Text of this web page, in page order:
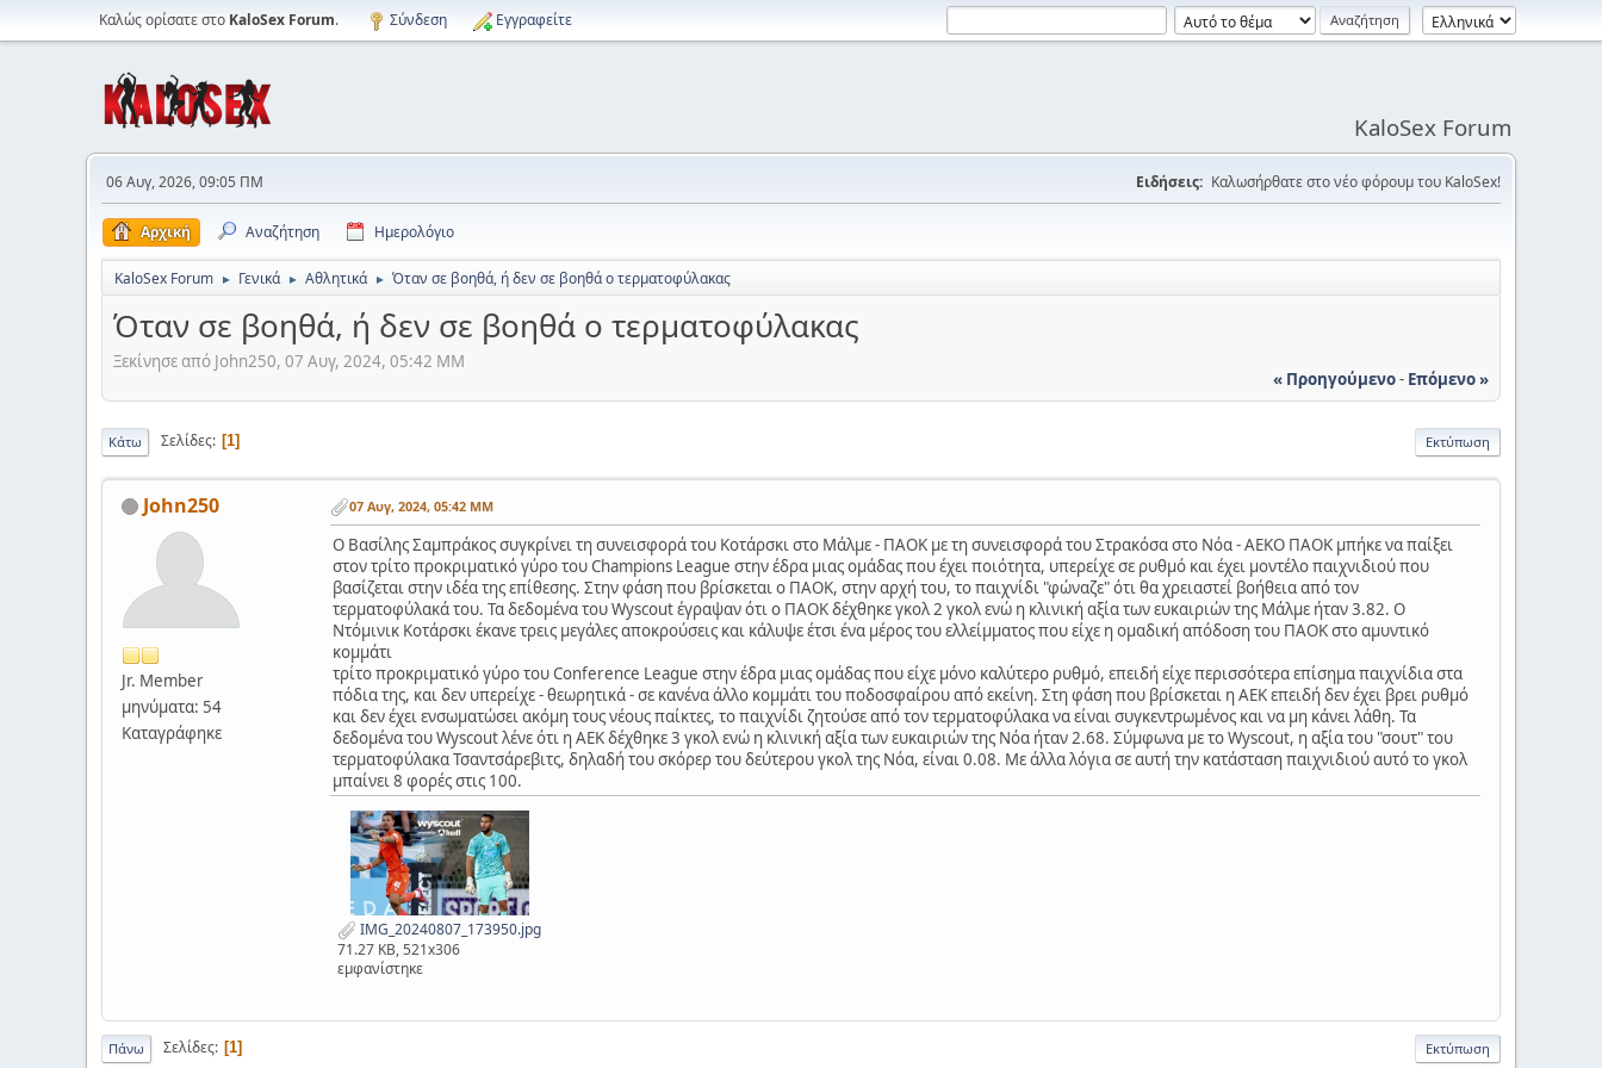
Καλώς ορίσατε στο KaloSex Forum. Σύνδεση Εγγραφείτε
KaloSex Forum
06 Αυγ, 2026, 09:05 ΠΜ Ειδήσεις: Καλωσήρθατε στο νέο φόρουμ του KaloSex!
Αρχική Αναζήτηση Ημερολόγιο
KaloSex Forum ► Γενικά ► Αθλητικά ► Όταν σε βοηθά, ή δεν σε βοηθά ο τερματοφύλακας
Όταν σε βοηθά, ή δεν σε βοηθά ο τερματοφύλακας
Ξεκίνησε από John250, 07 Αυγ, 2024, 05:42 ΜΜ
« Προηγούμενο- Επόμενο »
Εκτύπωση
Κάτω Σελίδες 1
John250
Jr. Member
μηνύματα: 54
Καταγράφηκε
07 Αυγ, 2024, 05:42 ΜΜ
Ο Βασίλης Σαμπράκος συγκρίνει τη συνεισφορά του Κοτάρσκι στο Μάλμε - ΠΑΟΚ με τη συνεισφορά του Στρακόσα στο Νόα - ΑΕΚΟ ΠΑΟΚ μπήκε να παίξει
στον τρίτο προκριματικό γύρο του Champions League στην έδρα μιας ομάδας που έχει ποιότητα, υπερείχε σε ρυθμό και έχει μοντέλο παιχνιδιού που
βασίζεται στην ιδέα της επίθεσης. Στην φάση που βρίσκεται ο ΠΑΟΚ, στην αρχή του, το παιχνίδι "φώναζε" ότι θα χρειαστεί βοήθεια από τον
τερματοφύλακά του. Τα δεδομένα του Wyscout έγραψαν ότι ο ΠΑΟΚ δέχθηκε γκολ 2 γκολ ενώ η κλινική αξία των ευκαιριών της Μάλμε ήταν 3.82. Ο
Ντόμινικ Κοτάρσκι έκανε τρεις μεγάλες αποκρούσεις και κάλυψε έτσι ένα μέρος του ελλείμματος που είχε η ομαδική απόδοση του ΠΑΟΚ στο αμυντικό
κομμάτι
τρίτο προκριματικό γύρο του Conference League στην έδρα μιας ομάδας που είχε μόνο καλύτερο ρυθμό, επειδή είχε περισσότερα επίσημα παιχνίδια στα
πόδια της, και δεν υπερείχε - θεωρητικά - σε κανένα άλλο κομμάτι του ποδοσφαίρου από εκείνη. Στη φάση που βρίσκεται η ΑΕΚ επειδή δεν έχει βρει ρυθμό
και δεν έχει ενσωματώσει ακόμη τους νέους παίκτες, το παιχνίδι ζητούσε από τον τερματοφύλακα να είναι συγκεντρωμένος και να μη κάνει λάθη. Τα
δεδομένα του Wyscout λένε ότι η ΑΕΚ δέχθηκε 3 γκολ ενώ η κλινική αξία των ευκαιριών της Νόα ήταν 2.68. Σύμφωνα με το Wyscout, η αξία του "σουτ" του
τερματοφύλακα Τσαντσάρεβιτς, δηλαδή του σκόρερ του δεύτερου γκολ της Νόα, είναι 0.08. Με άλλα λόγια σε αυτή την κατάσταση παιχνιδιού αυτό το γκολ
μπαίνει 8 φορές στις 100.
IMG_20240807_173950.jpg
71.27 KB, 521x306
εμφανίστηκε
Εκτύπωση
Πάνω Σελίδες 1